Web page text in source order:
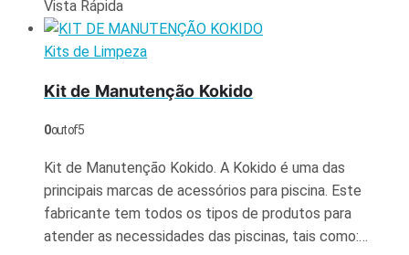
Vista Rápida
Kits de Limpeza
Kit de Manutenção Kokido
0out of 5
Kit de Manutenção Kokido. A Kokido é uma das
principais marcas de acessórios para piscina. Este
fabricante tem todos os tipos de produtos para
atender as necessidades das piscinas, tais como:…